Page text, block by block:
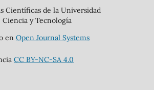
Científicas de la Universidad
y Tecnología
en Open Journal Systems
CC BY-NC-SA 4.0